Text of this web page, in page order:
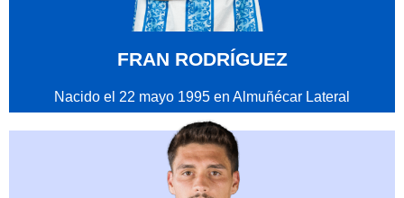
FRAN RODRÍGUEZ
Nacido el 22 mayo 1995 en Almuñécar Lateral
derecho